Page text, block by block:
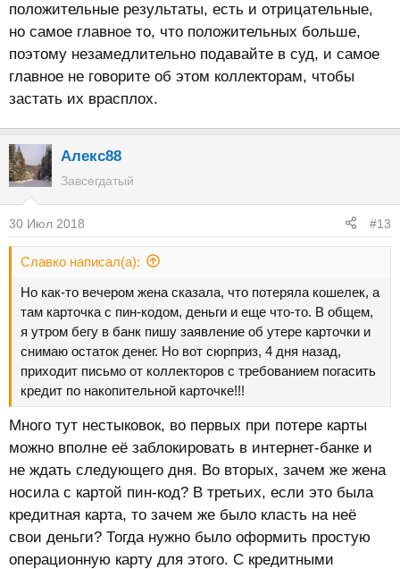
положительные результаты, есть и отрицательные,
но самое главное то, что положительных больше,
поэтому незамедлительно подавайте в суд, и самое
главное не говорите об этом коллекторам, чтобы
застать их врасплох.
Алекс88
Завсегдатый
30 Июл 2018 #13
Славко написал(а):
Но как-то вечером жена сказала, что потеряла кошелек, а
там карточка с пин-кодом, деньги и еще что-то. В общем,
я утром бегу в банк пишу заявление об утере карточки и
снимаю остаток денег. Но вот сюрприз, 4 дня назад,
приходит письмо от коллекторов с требованием погасить
кредит по накопительной карточке!!!
Много тут нестыковок, во первых при потере карты
можно вполне её заблокировать в интернет-банке и
не ждать следующего дня. Во вторых, зачем же жена
носила с картой пин-код? В третьих, если это была
кредитная карта, то зачем же было класть на неё
свои деньги? Тогда нужно было оформить простую
операционную карту для этого. С кредитными